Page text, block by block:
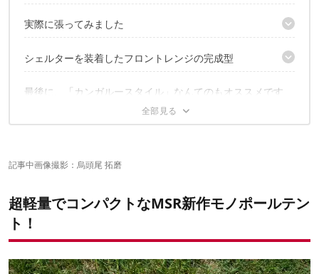
総重量なんと2kg以下！
実際に張ってみました
設営はいたってシンプル！
完成！
シェルターを装着したフロントレンジの完成型
シェルター単体としても使える
最後に、「カンガルースタイル」なんてのもオススメです
記事中画像撮影：烏頭尾 拓磨
超軽量でコンパクトなMSR新作モノポールテン
ト！